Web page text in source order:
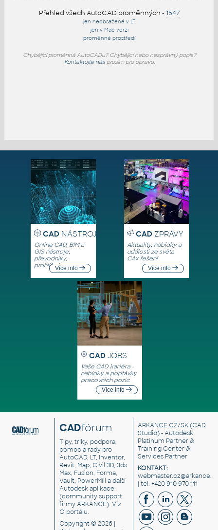
Přehled všech AutoCAD proměnných - 1547
jen neobsažené v LT
jen v Mac verzi
proměnné prostředí
Chybějící proměnná AutoCADu? Chybějící nebo nesprávný popis?
Kontaktujte násprosím pro opravu.
CADNÁSTROJE
Online CAD, BIM a
GIS nástroje,
převodníky,
prohlížečeVíce info
CADZPRÁVY
Aktuality, nabídky a
události ze světa
CAx řešení
Více info
CAD JOBS
Vaše CAD kariéra -
nabídky a poptávky
pracovních pozic
Více info
CADfórum
Tipy, triky, podpora,
pomoc a rady pro
AutoCAD, LT, Inventor,
Revit, Map, Civil 3D, 3ds
Max, Fusion, Forma,
Vault, PowerMill a další
Autodesk aplikace
(community support
firmy ARKANCE). Viz
O portálu.
Copyright © 2026 |
ARKANCE CZ/SK(CAD
Studio) - Autodesk
Platinum Partner &
Training Center &
Services Partner
KONTAKT:
| tel. +420 910 970 111